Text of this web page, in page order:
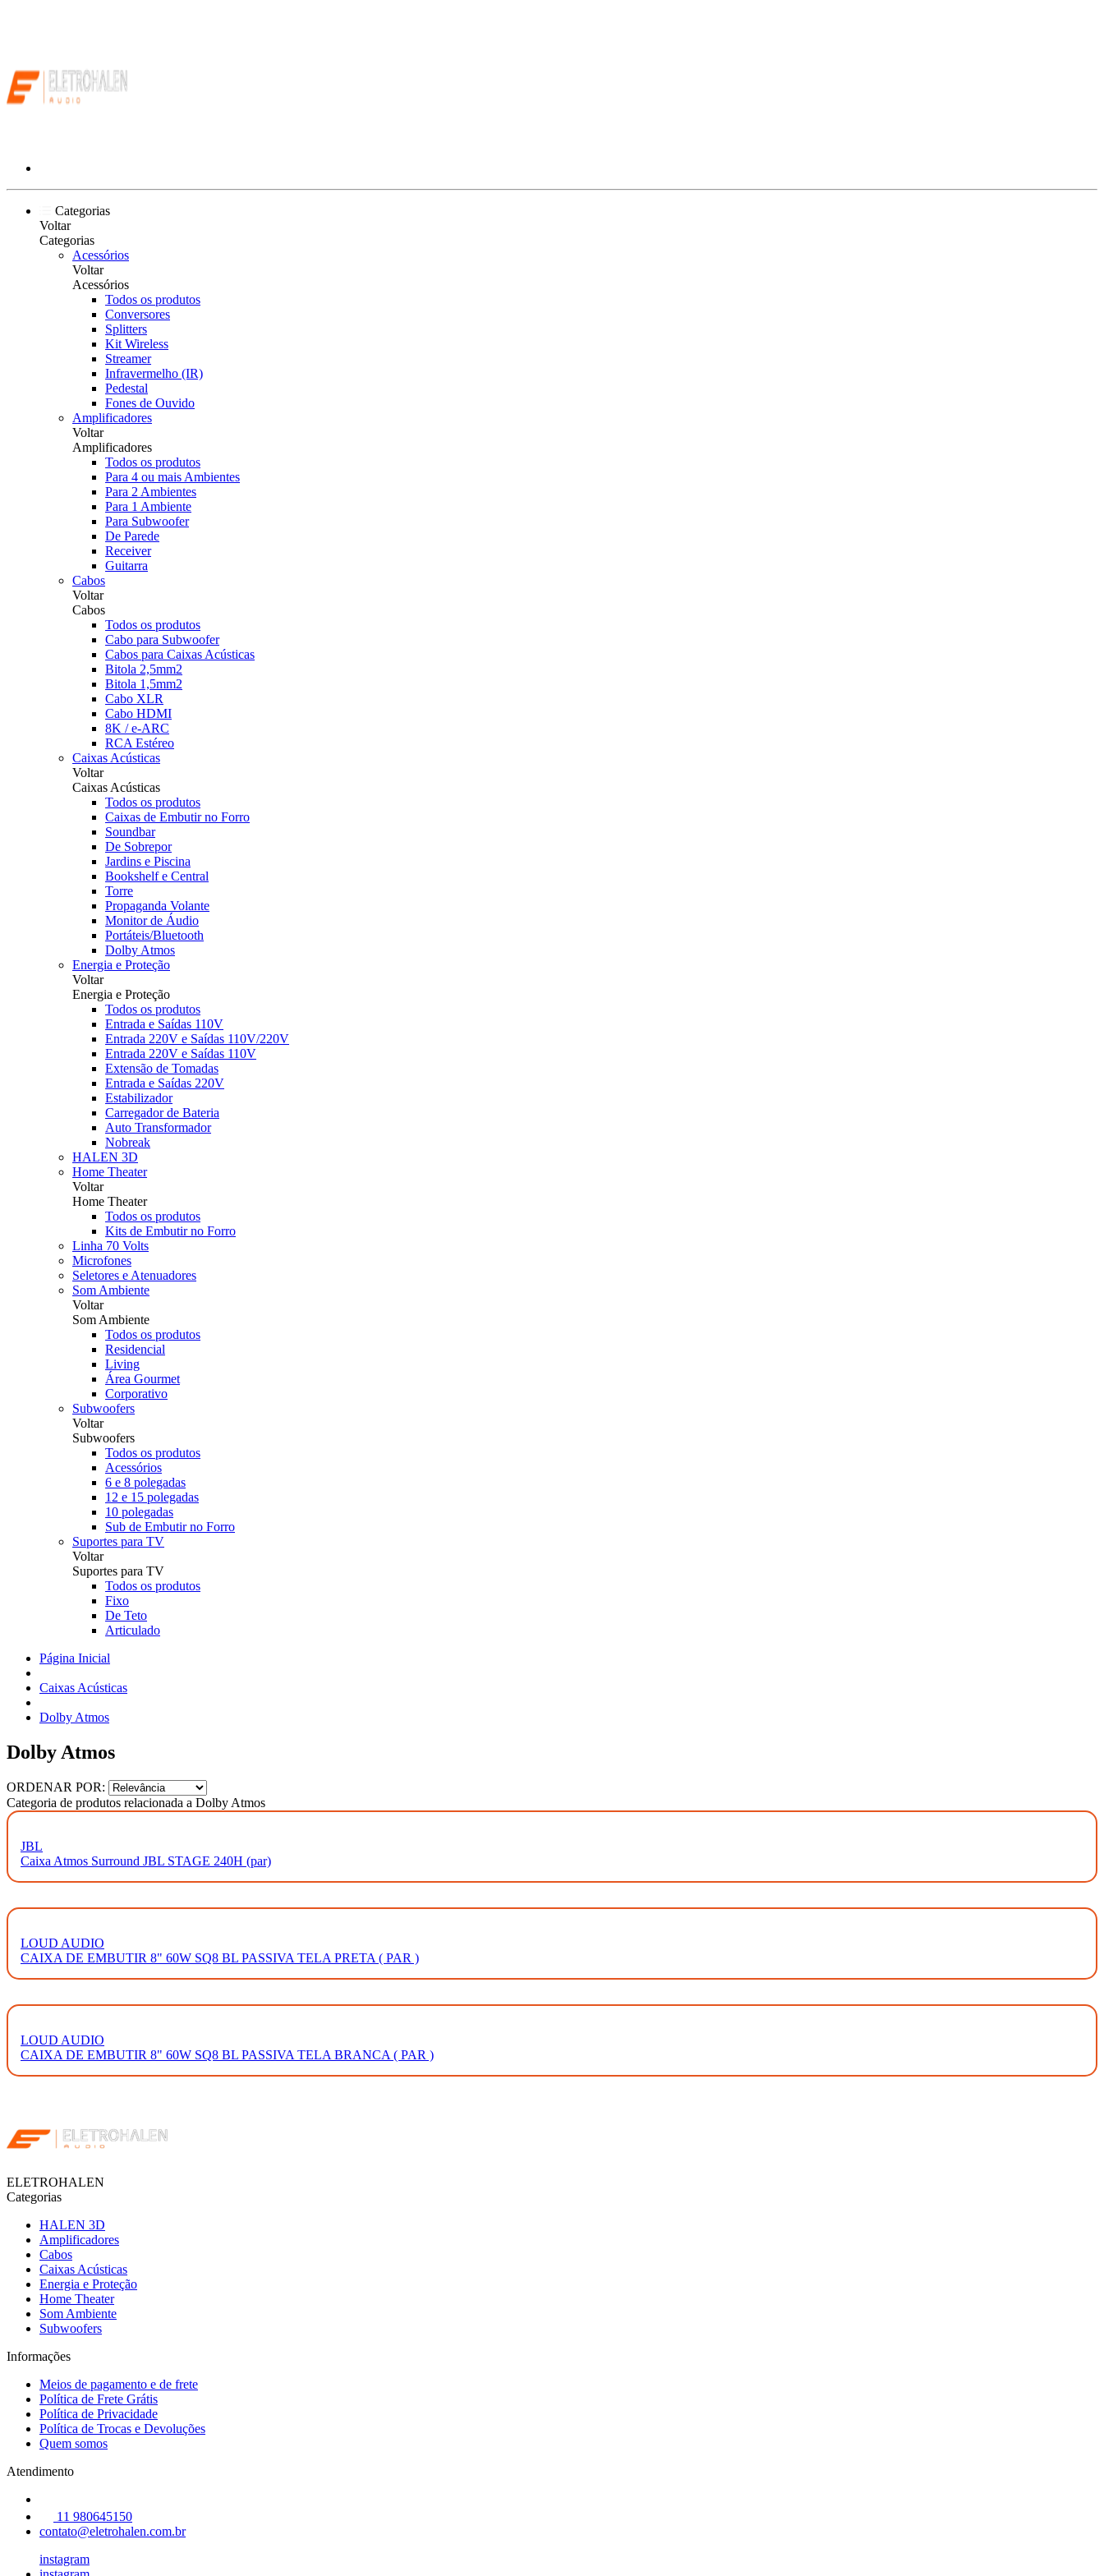
Categorias
Voltar
Categorias
Acessórios
Voltar
Acessórios
Todos os produtos
Conversores
Splitters
Kit Wireless
Streamer
Infravermelho (IR)
Pedestal
Fones de Ouvido
Amplificadores
Voltar
Amplificadores
Todos os produtos
Para 4 ou mais Ambientes
Para 2 Ambientes
Para 1 Ambiente
Para Subwoofer
De Parede
Receiver
Guitarra
Cabos
Voltar
Cabos
Todos os produtos
Cabo para Subwoofer
Cabos para Caixas Acústicas
Bitola 2,5mm2
Bitola 1,5mm2
Cabo XLR
Cabo HDMI
8K / e-ARC
RCA Estéreo
Caixas Acústicas
Voltar
Caixas Acústicas
Todos os produtos
Caixas de Embutir no Forro
Soundbar
De Sobrepor
Jardins e Piscina
Bookshelf e Central
Torre
Propaganda Volante
Monitor de Áudio
Portáteis/Bluetooth
Dolby Atmos
Energia e Proteção
Voltar
Energia e Proteção
Todos os produtos
Entrada e Saídas 110V
Entrada 220V e Saídas 110V/220V
Entrada 220V e Saídas 110V
Extensão de Tomadas
Entrada e Saídas 220V
Estabilizador
Carregador de Bateria
Auto Transformador
Nobreak
HALEN 3D
Home Theater
Voltar
Home Theater
Todos os produtos
Kits de Embutir no Forro
Linha 70 Volts
Microfones
Seletores e Atenuadores
Som Ambiente
Voltar
Som Ambiente
Todos os produtos
Residencial
Living
Área Gourmet
Corporativo
Subwoofers
Voltar
Subwoofers
Todos os produtos
Acessórios
6 e 8 polegadas
12 e 15 polegadas
10 polegadas
Sub de Embutir no Forro
Suportes para TV
Voltar
Suportes para TV
Todos os produtos
Fixo
De Teto
Articulado
Página Inicial
Caixas Acústicas
Dolby Atmos
Dolby Atmos
ORDENAR POR:
Categoria de produtos relacionada a Dolby Atmos
JBL
Caixa Atmos Surround JBL STAGE 240H (par)
LOUD AUDIO
CAIXA DE EMBUTIR 8" 60W SQ8 BL PASSIVA TELA PRETA ( PAR )
LOUD AUDIO
CAIXA DE EMBUTIR 8" 60W SQ8 BL PASSIVA TELA BRANCA ( PAR )
ELETROHALEN
Categorias
HALEN 3D
Amplificadores
Cabos
Caixas Acústicas
Energia e Proteção
Home Theater
Som Ambiente
Subwoofers
Informações
Meios de pagamento e de frete
Política de Frete Grátis
Política de Privacidade
Política de Trocas e Devoluções
Quem somos
Atendimento
11 980645150
contato@eletrohalen.com.br
instagram